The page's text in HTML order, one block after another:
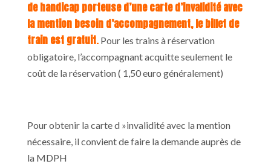
de handicap porteuse d’une carte d’invalidité avec
la mention besoin d’accompagnement, le billet de
train est gratuit.Pour les trains à réservation
obligatoire, l’accompagnant acquitte seulement le
coût de la réservation ( 1,50 euro généralement)
Pour obtenir la carte d »invalidité avec la mention
nécessaire, il convient de faire la demande auprès de
la MDPH